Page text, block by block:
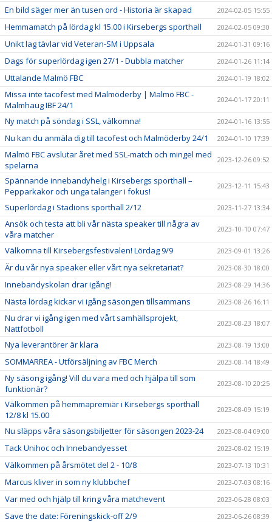
En bild säger mer än tusen ord - Historia är skapad 2024-02-05 15:55
Hemmamatch på lördag kl 15.00 i Kirsebergs sporthall 2024-02-05 09:30
Unikt lag tävlar vid Veteran-SM i Uppsala 2024-01-31 09:16
Dags för superlördag igen 27/1 - Dubbla matcher 2024-01-26 11:14
Uttalande Malmö FBC 2024-01-19 18:02
Missa inte tacofest med Malmöderby | Malmö FBC -
Malmhaug IBF 24/1
2024-01-17 20:11
Ny match på söndag i SSL, välkomna! 2024-01-16 13:55
Nu kan du anmäla dig till tacofest och Malmöderby 24/1 2024-01-10 17:39
Malmö FBC avslutar året med SSL-match och mingel med
spelarna
2023-12-26 09:52
Spännande innebandyhelg i Kirsebergs sporthall –
Pepparkakor och unga talanger i fokus!
2023-12-11 15:43
Superlördag i Stadions sporthall 2/12 2023-11-27 13:34
Ansök och testa att bli vår nästa speaker till några av
våra matcher
2023-10-10 07:47
Välkomna till Kirsebergsfestivalen! Lördag 9/9 2023-09-01 13:26
Är du vår nya speaker eller vårt nya sekretariat? 2023-08-30 18:00
Innebandyskolan drar igång! 2023-08-29 14:36
Nästa lördag kickar vi igång säsongen tillsammans 2023-08-26 16:11
Nu drar vi igång igen med vårt samhällsprojekt,
Nattfotboll
2023-08-23 18:07
Nya leverantörer är klara 2023-08-19 13:00
SOMMARREA - Utförsäljning av FBC Merch 2023-08-14 18:49
Ny säsong igång! Vill du vara med och hjälpa till som
funktionär?
2023-08-10 20:25
Välkommen på hemmapremiär i Kirsebergs sporthall
12/8 kl 15.00
2023-08-09 15:19
Nu släpps våra säsongsbiljetter för säsongen 2023-24 2023-08-04 09:00
Tack Unihoc och Innebandyesset 2023-08-02 15:19
Välkommen på årsmötet del 2 - 10/8 2023-07-13 10:31
Marcus kliver in som ny klubbchef 2023-07-03 08:16
Var med och hjälp till kring våra matchevent 2023-06-28 08:03
Save the date: Föreningskick-off 2/9 2023-06-26 08:39